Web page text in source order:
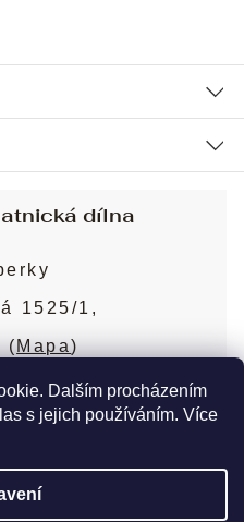
Dalším procházením
s jejich používáním. Více
dílna
1525/1,
( Mapa)
. Všechna práva
nastavení cookies